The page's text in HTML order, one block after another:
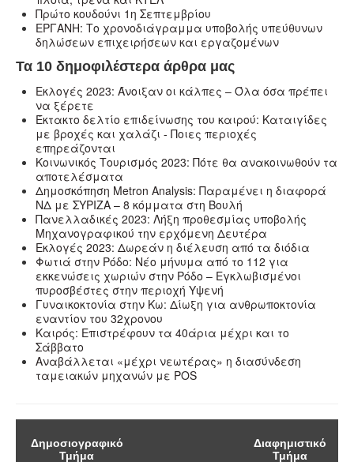
Πρώτο κουδούνι 1η Σεπτεμβρίου
ΕΡΓΑΝΗ: Το χρονοδιάγραμμα υποβολής υπεύθυνων
δηλώσεων επιχειρήσεων και εργαζομένων
Τα 10 δημοφιλέστερα άρθρα μας
Εκλογές 2023: Άνοιξαν οι κάλπες – Όλα όσα πρέπει
να ξέρετε
Έκτακτο δελτίο επιδείνωσης του καιρού: Καταιγίδες
με βροχές και χαλάζι - Ποιες περιοχές
επηρεάζονται
Κοινωνικός Τουρισμός 2023: Πότε θα ανακοινωθούν τα
αποτελέσματα
Δημοσκόπηση Metron Analysis: Παραμένει η διαφορά
ΝΔ με ΣΥΡΙΖΑ – 8 κόμματα στη Βουλή
Πανελλαδικές 2023: Λήξη προθεσμίας υποβολής
Μηχανογραφικού την ερχόμενη Δευτέρα
Εκλογές 2023: Δωρεάν η διέλευση από τα διόδια
Φωτιά στην Ρόδο: Νέο μήνυμα από το 112 για
εκκενώσεις χωριών στην Ρόδο – Εγκλωβισμένοι
πυροσβέστες στην περιοχή Υψενή
Γυναικοκτονία στην Κω: Δίωξη για ανθρωποκτονία
εναντίον του 32χρονου
Καιρός: Επιστρέφουν τα 40άρια μέχρι και το
Σάββατο
Αναβάλλεται «μέχρι νεωτέρας» η διασύνδεση
ταμειακών μηχανών με POS
Δημοσιογραφικό
Τμήμα
Διαφημιστικό
Τμήμα